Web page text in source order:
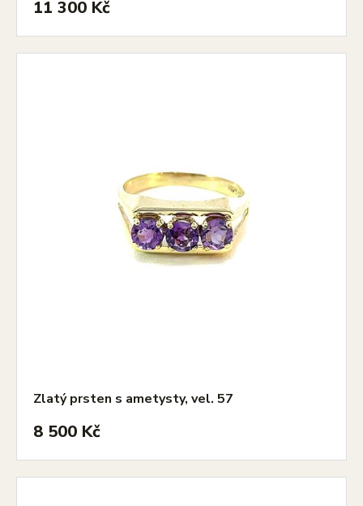
11 300 Kč
Zlatý prsten s ametysty, vel. 57
8 500 Kč